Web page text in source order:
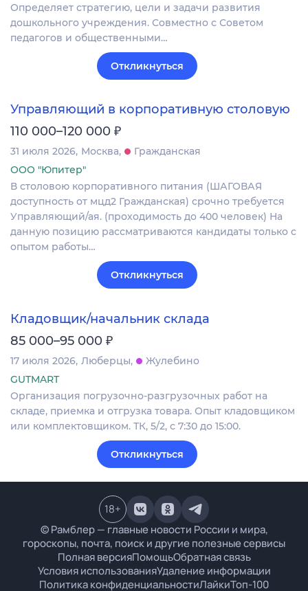
Определяет стратегию, цели и задачи развития
дошкольного учреждения. Совместно с Советом
педагогов и общественными…
Откликнуться
Управляющий в корпоративную столовую
110 000–120 000 ₽
31 июля 2026 Москва
Гражданская
ООО "Юпитер"
В столовою корпоративного питания (ШАГОВАЯ
доступность от мцд2 Гражданская) срочно требуется
Управляющий/ая. (проходимость до 400 человек) На
данную позицию рассматриваются кандидаты только с
опытом работы…
Откликнуться
Кладовщик/начальник склада
85 000–95 000 ₽
17 июля 2026 Люберцы
Жулебино
GUTMART
Организация погрузочно-разгрузочных работ на
складе, приемка и отгрузка товара. Опыт кладовщиком
или комплектовщиком. ТК, 5/2, с 7:30 до 15:00.
Откликнуться
© Рамблер — главные новости России и мира,
гороскопы, почта, поиск и другие полезные сервисы
Полная версияПомощьОбратная связь
Условия использованияУдаление информации
Политика конфиденциальностиЛайкиТоп-100
18+